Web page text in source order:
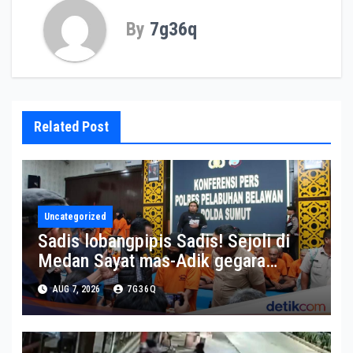
By 7g36q
Related Post
Uncategorized
Sadis lobangpipis Sadis! Sejoli di
Medan Sayat mas-Adik gegara
Diejek Muka Aspal
AUG 7, 2026 7G36Q